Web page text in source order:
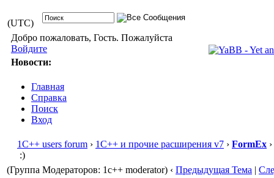
(UTC)
Добро пожаловать, Гость. Пожалуйста
Войдите
Новости:
Главная
Справка
Поиск
Вход
1С++ users forum › 1С++ и прочие расширения v7 › FormEx
:)
(Группа Модераторов: 1c++ moderator) ‹ Предыдущая Тема |